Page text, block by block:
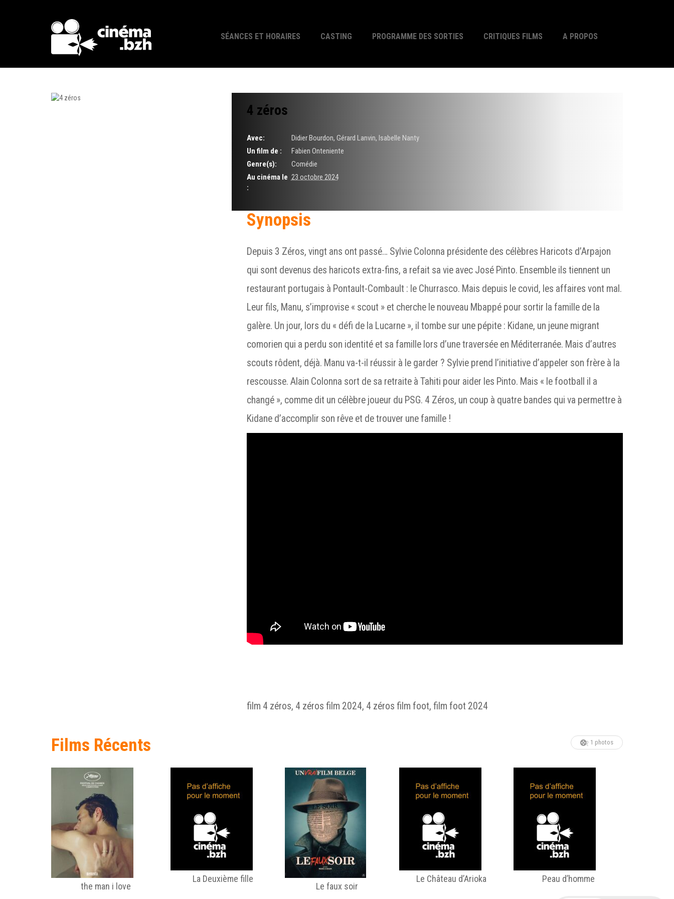
SÉANCES ET HORAIRES CASTING PROGRAMME DES SORTIES CRITIQUES FILMS A PROPOS
4 zéros
Avec:
Didier Bourdon, Gérard Lanvin, Isabelle Nanty
Un film de :
Fabien Onteniente
Genre(s):
Comédie
Au cinéma le
:
23 octobre 2024
Synopsis
Depuis 3 Zéros, vingt ans ont passé… Sylvie Colonna présidente des célèbres Haricots d’Arpajon
qui sont devenus des haricots extra-fins, a refait sa vie avec José Pinto. Ensemble ils tiennent un
restaurant portugais à Pontault-Combault : le Churrasco. Mais depuis le covid, les affaires vont mal.
Leur fils, Manu, s’improvise « scout » et cherche le nouveau Mbappé pour sortir la famille de la
galère. Un jour, lors du « défi de la Lucarne », il tombe sur une pépite : Kidane, un jeune migrant
comorien qui a perdu son identité et sa famille lors d’une traversée en Méditerranée. Mais d’autres
scouts rôdent, déjà. Manu va-t-il réussir à le garder ? Sylvie prend l’initiative d’appeler son frère à la
rescousse. Alain Colonna sort de sa retraite à Tahiti pour aider les Pinto. Mais « le football il a
changé », comme dit un célèbre joueur du PSG. 4 Zéros, un coup à quatre bandes qui va permettre à
Kidane d’accomplir son rêve et de trouver une famille !
film 4 zéros, 4 zéros film 2024, 4 zéros film foot, film foot 2024
1 photos
Films Récents
the man i love
La Deuxième fille
Le faux soir
Le Château d’Arioka Peau d’homme